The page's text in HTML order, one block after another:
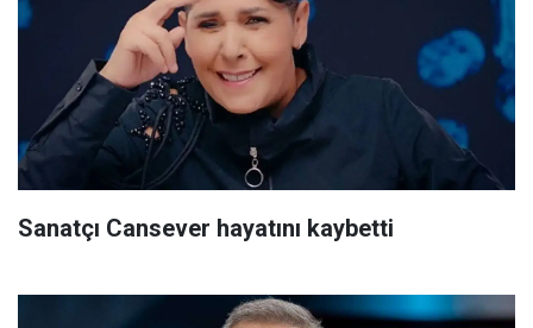
Sanatçı Cansever hayatını kaybetti